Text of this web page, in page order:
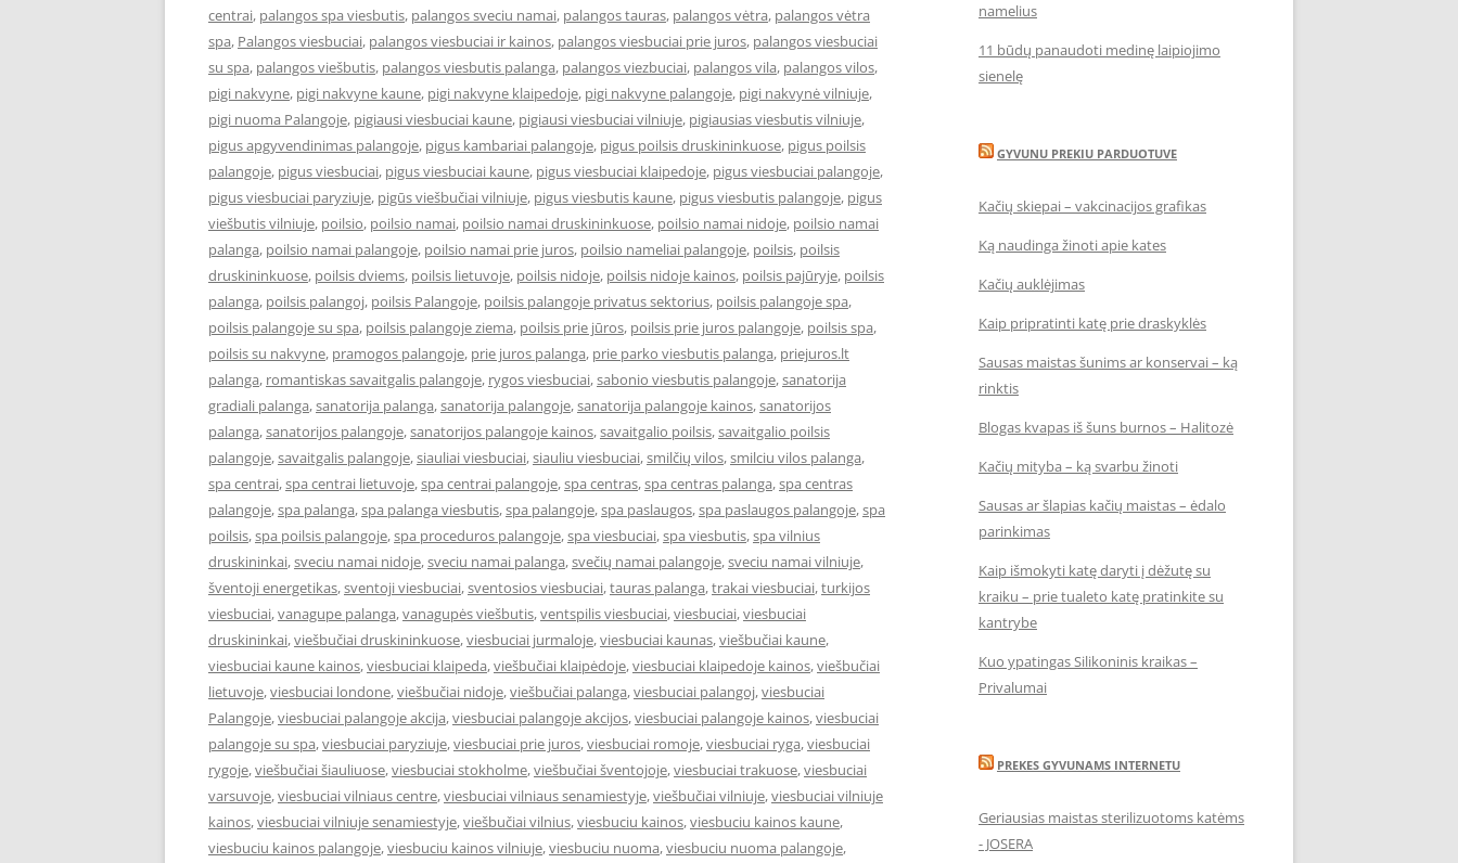
centrai, palangos spa viesbutis, palangos sveciu namai, palangos tauras, palangos vėtra, palangos vėtra
spa, Palangos viesbuciai, palangos viesbuciai ir kainos, palangos viesbuciai prie juros, palangos viesbuciai
su spa, palangos viešbutis, palangos viesbutis palanga, palangos viezbuciai, palangos vila, palangos vilos,
pigi nakvyne, pigi nakvyne kaune, pigi nakvyne klaipedoje, pigi nakvyne palangoje, pigi nakvynė vilniuje,
pigi nuoma Palangoje, pigiausi viesbuciai kaune, pigiausi viesbuciai vilniuje, pigiausias viesbutis vilniuje,
pigus apgyvendinimas palangoje, pigus kambariai palangoje, pigus poilsis druskininkuose, pigus poilsis
palangoje, pigus viesbuciai, pigus viesbuciai kaune, pigus viesbuciai klaipedoje, pigus viesbuciai palangoje,
pigus viesbuciai paryziuje, pigūs viešbučiai vilniuje, pigus viesbutis kaune, pigus viesbutis palangoje, pigus
viešbutis vilniuje, poilsio, poilsio namai, poilsio namai druskininkuose, poilsio namai nidoje, poilsio namai
palanga, poilsio namai palangoje, poilsio namai prie juros, poilsio nameliai palangoje, poilsis, poilsis
druskininkuose, poilsis dviems, poilsis lietuvoje, poilsis nidoje, poilsis nidoje kainos, poilsis pajūryje, poilsis
palanga, poilsis palangoj, poilsis Palangoje, poilsis palangoje privatus sektorius, poilsis palangoje spa,
poilsis palangoje su spa, poilsis palangoje ziema, poilsis prie jūros, poilsis prie juros palangoje, poilsis spa,
poilsis su nakvyne, pramogos palangoje, prie juros palanga, prie parko viesbutis palanga, priejuros.lt
palanga, romantiskas savaitgalis palangoje, rygos viesbuciai,sabonio viesbutis palangoje,sanatorija
gradiali palanga,sanatorija palanga,sanatorija palangoje,sanatorija palangoje kainos,sanatorijos
palanga,sanatorijos palangoje,sanatorijos palangoje kainos,savaitgalio poilsis,savaitgalio poilsis
palangoje,savaitgalis palangoje,siauliai viesbuciai,siauliu viesbuciai,smilčių vilos,smilciu vilos palanga,
spa centrai,spa centrai lietuvoje,spa centrai palangoje,spa centras,spa centras palanga,spa centras
palangoje,spa palanga,spa palanga viesbutis,spa palangoje,spa paslaugos,spa paslaugos palangoje,spa
poilsis,spa poilsis palangoje,spa proceduros palangoje,spa viesbuciai,spa viesbutis,spa vilnius
druskininkai,sveciu namai nidoje,sveciu namai palanga,svečių namai palangoje,sveciu namai vilniuje,
šventoji energetikas,sventoji viesbuciai,sventosios viesbuciai,tauras palanga,trakai viesbuciai,turkijos
viesbuciai,vanagupe palanga,vanagupės viešbutis,ventspilis viesbuciai,viesbuciai,viesbuciai
druskininkai,viešbučiai druskininkuose,viesbuciai jurmaloje,viesbuciai kaunas,viešbučiai kaune,
viesbuciai kaune kainos,viesbuciai klaipeda,viešbučiai klaipėdoje,viesbuciai klaipedoje kainos,viešbučiai
lietuvoje,viesbuciai londone,viešbučiai nidoje,viešbučiai palanga,viesbuciai palangoj,viesbuciai
Palangoje,viesbuciai palangoje akcija,viesbuciai palangoje akcijos,viesbuciai palangoje kainos,viesbuciai
palangoje su spa,viesbuciai paryziuje,viesbuciai prie juros,viesbuciai romoje,viesbuciai ryga,viesbuciai
rygoje,viešbučiai šiauliuose,viesbuciai stokholme,viešbučiai šventojoje,viesbuciai trakuose,viesbuciai
varsuvoje,viesbuciai vilniaus centre,viesbuciai vilniaus senamiestyje,viešbučiai vilniuje,viesbuciai vilniuje
kainos,viesbuciai vilniuje senamiestyje,viešbučiai vilnius,viesbuciu kainos,viesbuciu kainos kaune,
viesbuciu kainos palangoje,viesbuciu kainos vilniuje,viesbuciu nuoma,viesbuciu nuoma palangoje,
namelius
11 būdų panaudoti medinę laipiojimo
sienelę
GYVUNU PREKIU PARDUOTUVE
Kačių skiepai – vakcinacijos grafikas
Ką naudinga žinoti apie kates
Kačių auklėjimas
Kaip pripratinti katę prie draskyklės
Sausas maistas šunims ar konservai – ką
rinktis
Blogas kvapas iš šuns burnos – Halitozė
Kačių mityba – ką svarbu žinoti
Sausas ar šlapias kačių maistas – ėdalo
parinkimas
Kaip išmokyti katę daryti į dėžutę su
kraiku – prie tualeto katę pratinkite su
kantrybe
Kuo ypatingas Silikoninis kraikas –
Privalumai
PREKES GYVUNAMS INTERNETU
Geriausias maistas sterilizuotoms katėms
- JOSERA